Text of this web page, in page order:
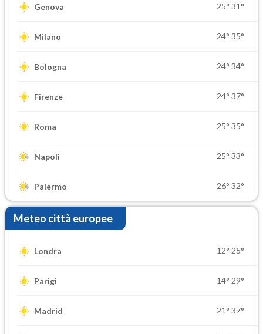
Genova 25° 31°
Milano 24° 35°
Bologna 24° 34°
Firenze 24° 37°
Roma 25° 35°
Napoli 25° 33°
Palermo 26° 32°
Meteo città europee
Londra 12° 25°
Parigi 14° 29°
Madrid 21° 37°